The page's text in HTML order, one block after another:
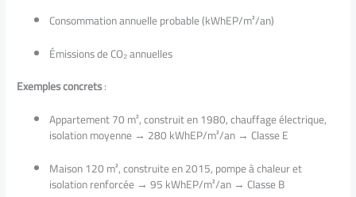
Consommation annuelle probable (kWhEP/m²/an)
Émissions de CO₂ annuelles
Exemples concrets:
Appartement 70 m², construit en 1980, chauffage électrique,
isolation moyenne → 280 kWhEP/m²/an → Classe E
Maison 120 m², construite en 2015, pompe à chaleur et
isolation renforcée → 95 kWhEP/m²/an → Classe B